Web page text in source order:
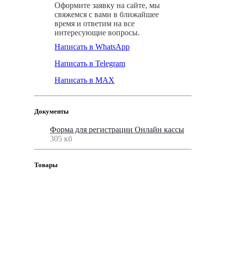
Оформите заявку на сайте, мы
свяжемся с вами в ближайшее
время и ответим на все
интересующие вопросы.
Написать в WhatsApp
Написать в Telegram
Написать в MAX
Документы
Форма для регистрации Онлайн кассы
305 кб
Товары